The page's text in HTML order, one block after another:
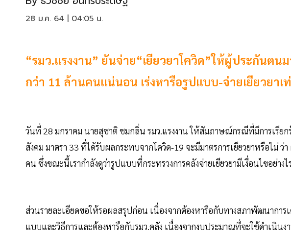
28 ม.ค. 64 | 04:05 น.
“รมว.แรงงาน” ยันจ่าย“เยียวยาโควิด”ให้ผู้ประกันตน
กว่า 11 ล้านคนแน่นอน เร่งหารือรูปแบบ-จ่ายเยียวยา
วันที่ 28 มกราคม นายสุชาติ ชมกลิ่น รมว.แรงงาน ให้สัมภาษณ์กรณีที่มีการเรียก
สังคม มาตรา 33 ที่ได้รับผลกระทบจากโควิด-19 จะมีมาตรการเยียวยาหรือไม่
คน ซึ่งขณะนี้เรากำลังดูว่ารูปแบบที่กระทรวงการคลังจ่ายเยียวยามีเงื่อนไขอย่างไ
ส่วนรายละเอียดขอให้รอผลสรุปก่อน เนื่องจากต้องหารือกับทางสภาพัฒนากา
แบบและวิธีการและต้องหารือกับรมว.คลัง เนื่องจากงบประมาณที่จะใช้ดำเนิน